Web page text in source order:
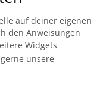
auf deiner eigenen
den Anweisungen
Widgets
unsere